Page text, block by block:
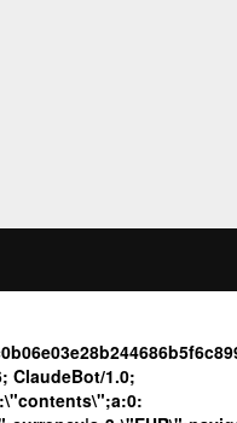
ClaudeBot/1.0;